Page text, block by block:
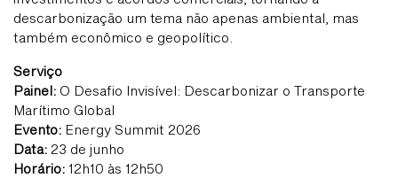
descarbonização um tema não apenas ambiental, mas
também econômico e geopolítico.
Serviço
Painel: O Desafio Invisível: Descarbonizar o Transporte
Marítimo Global
Evento: Energy Summit 2026
Data: 23 de junho
Horário: 12h10 às 12h50